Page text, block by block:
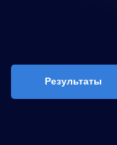
Результаты